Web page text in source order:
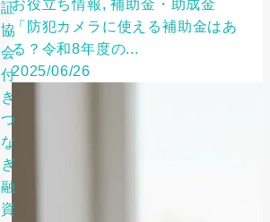
証
協
会
付
き
つ
な
ぎ
融
資
お役立ち情報, 補助金・助成金
「防犯カメラに使える補助金はあ
る？令和8年度の...
2025/06/26